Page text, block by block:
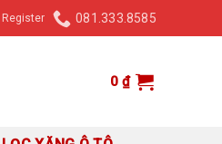
081.333.8585
0₫